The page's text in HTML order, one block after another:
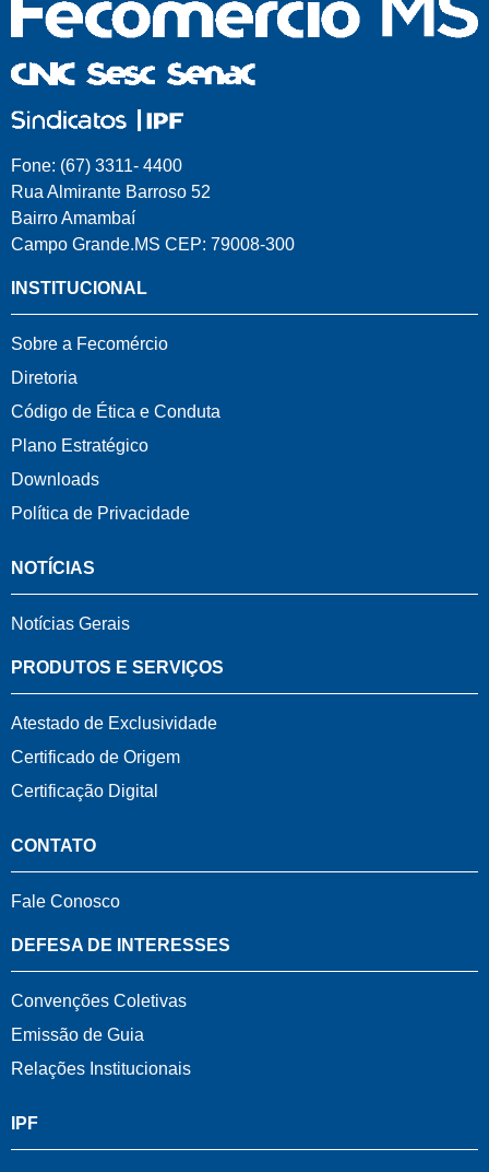
Fone: (67) 3311- 4400
Rua Almirante Barroso 52
Bairro Amambaí
Campo Grande.MS CEP: 79008-300
INSTITUCIONAL
Sobre a Fecomércio
Diretoria
Código de Ética e Conduta
Plano Estratégico
Downloads
Política de Privacidade
NOTÍCIAS
Notícias Gerais
PRODUTOS E SERVIÇOS
Atestado de Exclusividade
Certificado de Origem
Certificação Digital
CONTATO
Fale Conosco
DEFESA DE INTERESSES
Convenções Coletivas
Emissão de Guia
Relações Institucionais
IPF